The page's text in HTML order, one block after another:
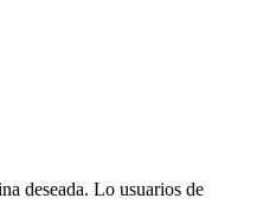
deseada. Lo usuarios de